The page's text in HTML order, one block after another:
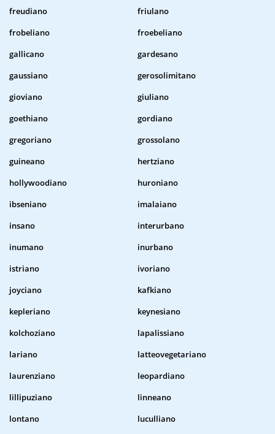
freudiano
friulano
frobeliano
froebeliano
gallicano
gardesano
gaussiano
gerosolimitano
gioviano
giuliano
goethiano
gordiano
gregoriano
grossolano
guineano
hertziano
hollywoodiano
huroniano
ibseniano
imalaiano
insano
interurbano
inumano
inurbano
istriano
ivoriano
joyciano
kafkiano
kepleriano
keynesiano
kolchoziano
lapalissiano
lariano
latteovegetariano
laurenziano
leopardiano
lillipuziano
linneano
lontano
luculliano